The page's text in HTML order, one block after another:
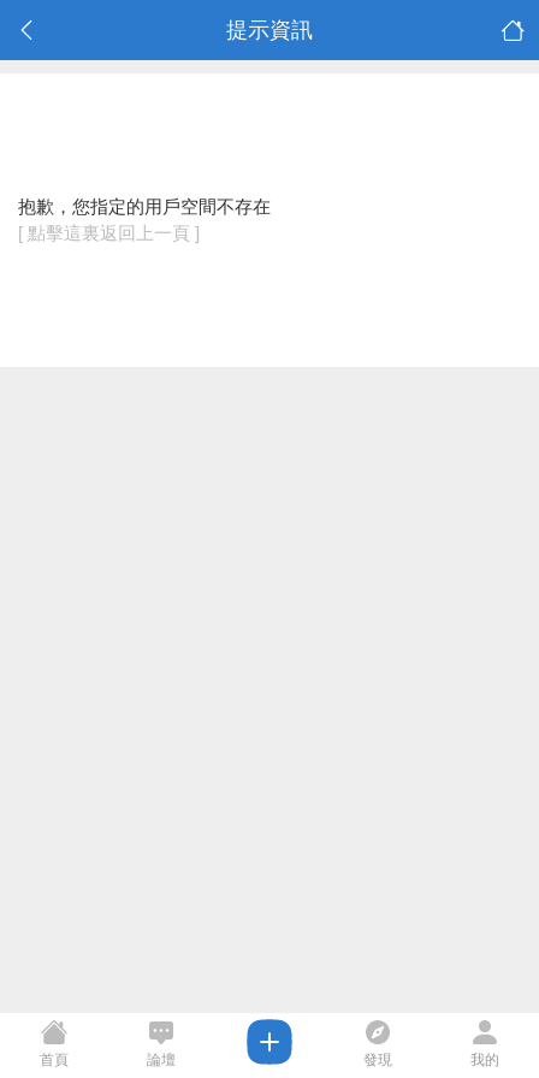
提示資訊
抱歉，您指定的用戶空間不存在
[ 點擊這裏返回上一頁 ]
首頁 論壇 發現 我的